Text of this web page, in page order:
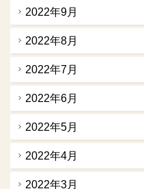
2022年9月
2022年8月
2022年7月
2022年6月
2022年5月
2022年4月
2022年3月